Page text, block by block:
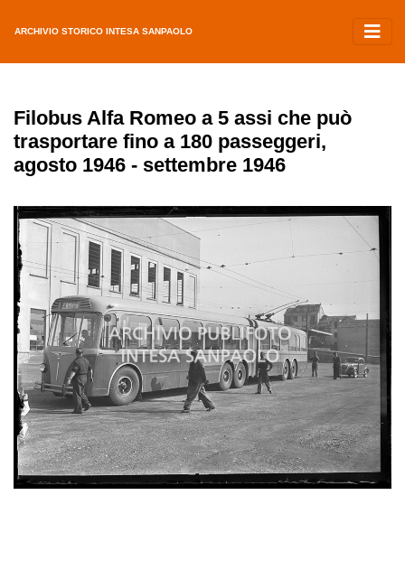
ARCHIVIO STORICO INTESA SANPAOLO
Filobus Alfa Romeo a 5 assi che può
trasportare fino a 180 passeggeri,
agosto 1946 - settembre 1946